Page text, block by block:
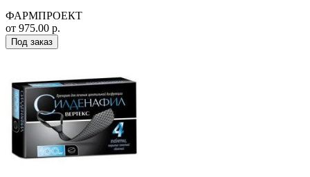
ФАРМПРОЕКТ
от 975.00 р.
Под заказ